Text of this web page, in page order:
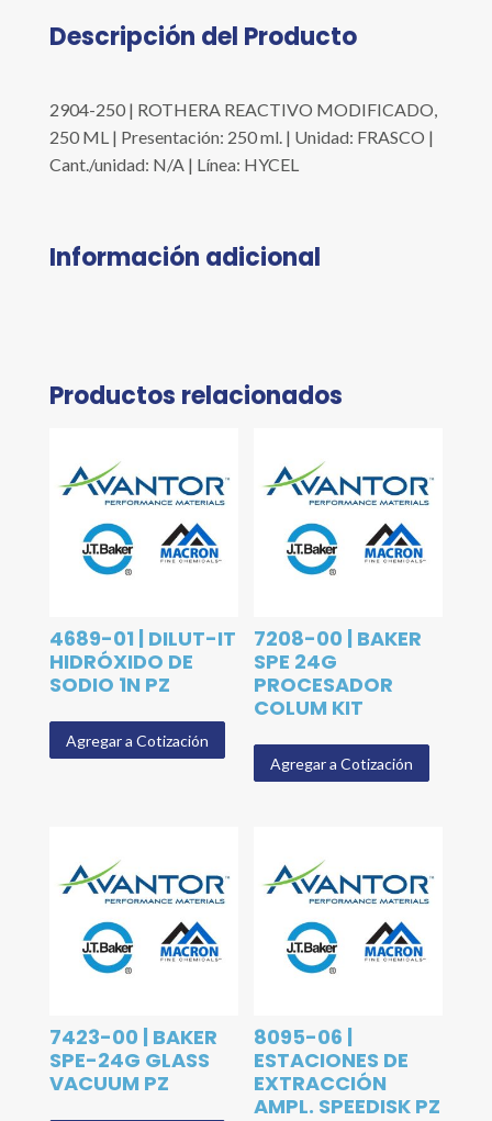
Descripción del Producto
2904-250 | ROTHERA REACTIVO MODIFICADO,
250 ML | Presentación: 250 ml. | Unidad: FRASCO |
Cant./unidad: N/A | Línea: HYCEL
Información adicional
Productos relacionados
4689-01 | DILUT-IT
HIDRÓXIDO DE
SODIO 1N PZ
Agregar a Cotización
7208-00 | BAKER
SPE 24G
PROCESADOR
COLUM KIT
Agregar a Cotización
7423-00 | BAKER
SPE-24G GLASS
VACUUM PZ
8095-06 |
ESTACIONES DE
EXTRACCIÓN
AMPL. SPEEDISK PZ